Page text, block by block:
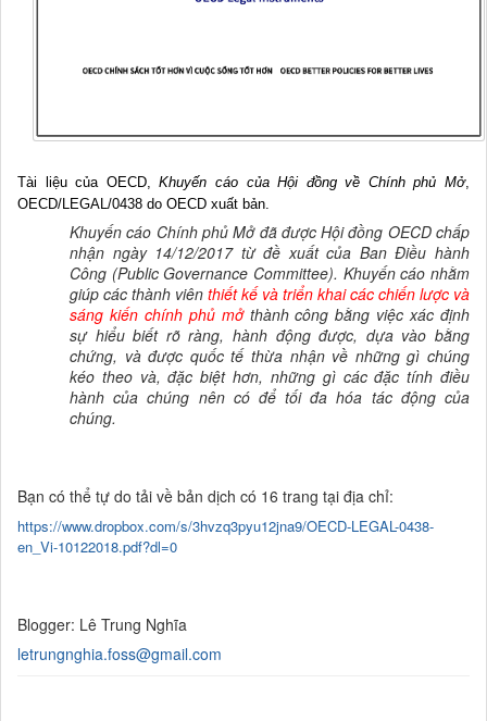
Tài liệucủa OECD,Khuyến cáo của Hội đồng về Chính phủ Mở,
OECD/LEGAL/0438 do OECD xuất bản.
Khuyến cáo Chính phủ Mở đã được Hội đồng OECD chấp
nhận ngày 14/12/2017 từ đề xuất của Ban Điều hành
Công (Public Governance Committee). Khuyến cáo nhằm
giúp các thành viên thiết kế và triển khai các chiến lược và
sáng kiến chính phủ mởthành công bằng việc xác định
sự hiểu biết rõ ràng, hành động được, dựa vào bằng
chứng, và được quốc tế thừa nhận về những gì chúng
kéo theo và, đặc biệt hơn, những gì các đặc tính điều
hành của chúng nên có để tối đa hóa tác động của
chúng.
Bạn có thể tự do tải về bản dịch có 16 trang tại địa chỉ:
https://www.dropbox.com/s/3hvzq3pyu12jna9/OECD-LEGAL-0438-
en_Vi-10122018.pdf?dl=0
Blogger: Lê Trung Nghĩa
letrungnghia.foss@gmail.com